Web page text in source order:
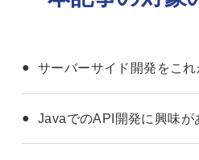
サーバーサイド開発をこ
JavaでのAPI開発に興味が